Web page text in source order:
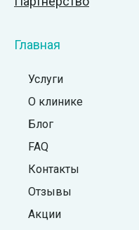
Главная
Услуги
О клинике
Блог
FAQ
Контакты
Отзывы
Акции